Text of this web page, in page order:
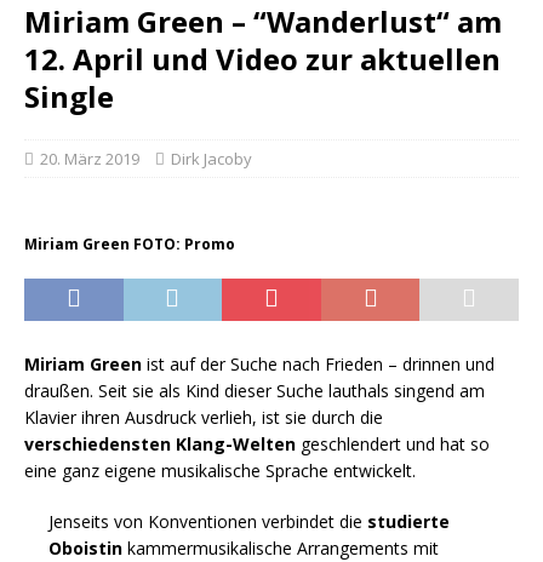
Miriam Green – “Wanderlust“ am
12. April und Video zur aktuellen
Single
20. März 2019 Dirk Jacoby
Miriam Green FOTO: Promo
Miriam Green ist auf der Suche nach Frieden – drinnen und
draußen. Seit sie als Kind dieser Suche lauthals singend am
Klavier ihren Ausdruck verlieh, ist sie durch die
verschiedensten Klang-Welten geschlendert und hat so
eine ganz eigene musikalische Sprache entwickelt.
Jenseits von Konventionen verbindet die studierte
Oboistin kammermusikalische Arrangements mit